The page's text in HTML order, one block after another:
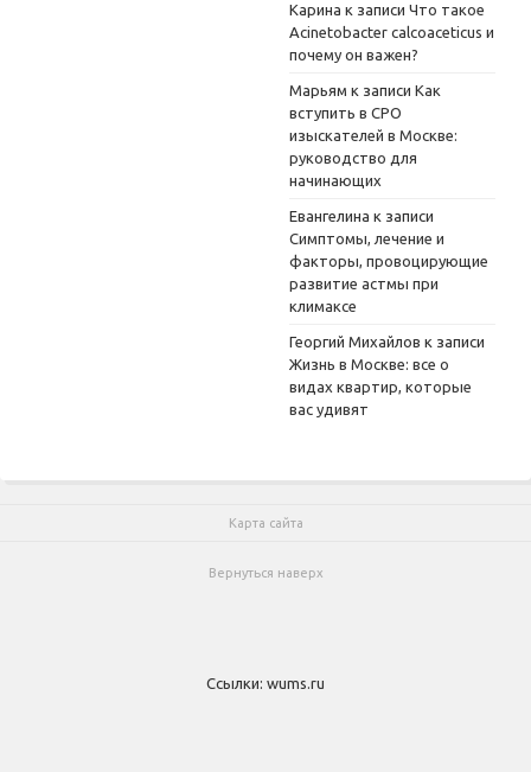
Карина к записи Что такое
Acinetobacter calcoaceticus и
почему он важен?
Марьям к записи Как
вступить в СРО
изыскателей в Москве:
руководство для
начинающих
Евангелина к записи
Симптомы, лечение и
факторы, провоцирующие
развитие астмы при
климаксе
Георгий Михайлов к записи
Жизнь в Москве: все о
видах квартир, которые
вас удивят
Карта сайта
Вернуться наверх
Ссылки: wums.ru